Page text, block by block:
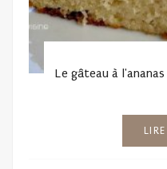
Le gâteau à l'ananas